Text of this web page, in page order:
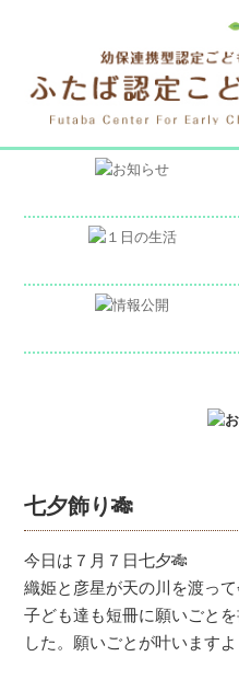
七夕飾り🎋
今日は７月７日七夕🎋
織姫と彦星が天の川を渡って
子ども達も短冊に願いごと
した。願いごとが叶いますよ